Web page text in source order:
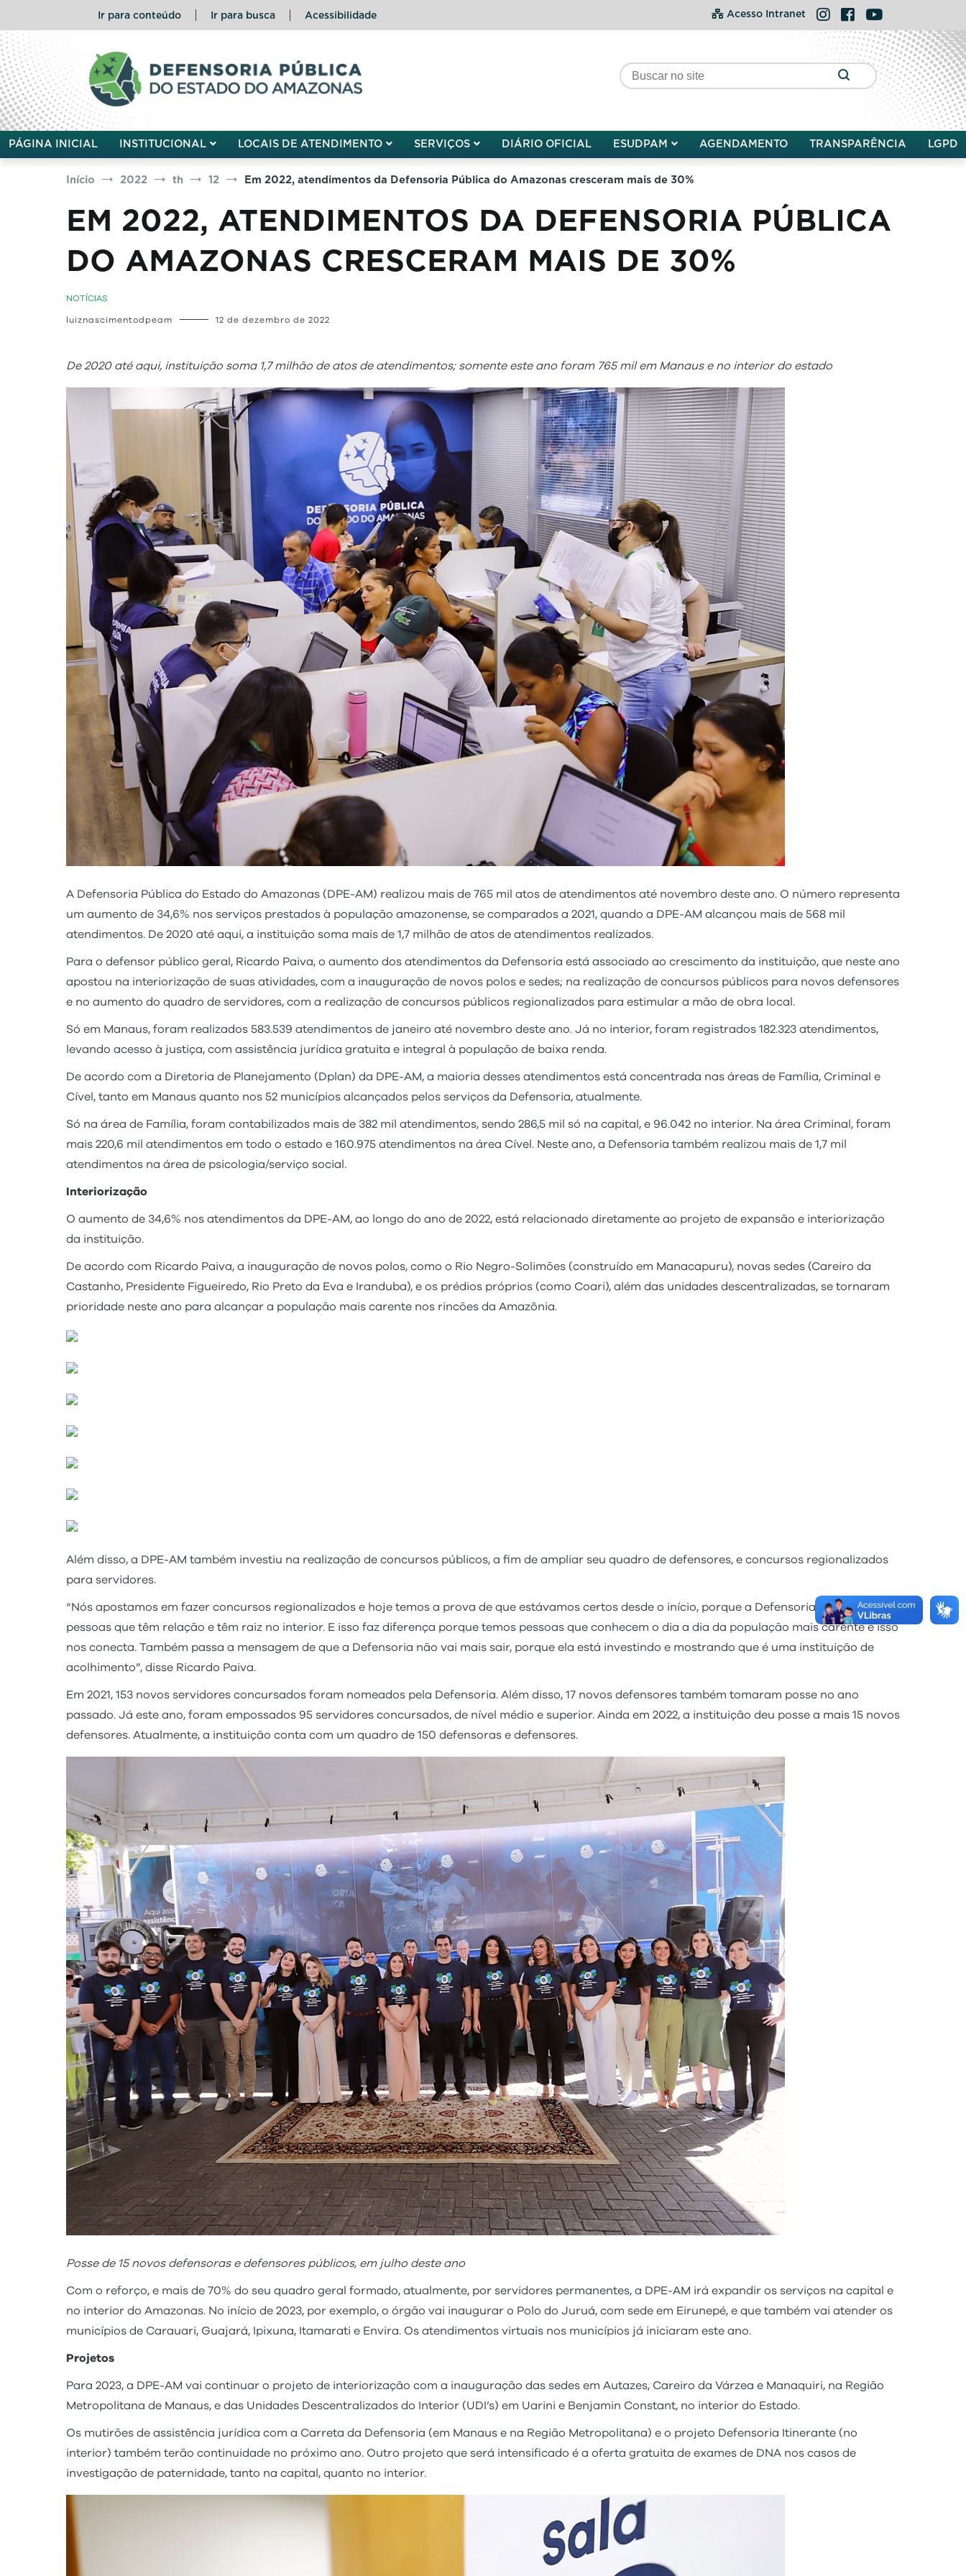
o
conteúdo
Ir para conteúdo Ir para busca Acessibilidade Acesso Intranet Instagram
FacebookYouTube
Defensoria Pública do Estado do Amazonas
PÁGINA INICIAL INSTITUCIONAL LOCAIS DE ATENDIMENTO SERVIÇOS DIÁRIO OFICIAL ESUDPAM AGENDAMENTO TRANSPARÊNCIA LGPD
Início 2022 th 12 Em 2022, atendimentos da Defensoria Pública do Amazonas cresceram mais de 30%
EM 2022, ATENDIMENTOS DA DEFENSORIA PÚBLICA
DO AMAZONAS CRESCERAM MAIS DE 30%
NOTÍCIAS
luiznascimentodpeam 12 de dezembro de 2022
De 2020 até aqui, instituição soma 1,7 milhão de atos de atendimentos; somente este ano foram 765 mil em Manaus e no interior do estado
A Defensoria Pública do Estado do Amazonas (DPE-AM) realizou mais de 765 mil atos de atendimentos até novembro deste ano. O número representa
um aumento de 34,6% nos serviços prestados à população amazonense, se comparados a 2021, quando a DPE-AM alcançou mais de 568 mil
atendimentos. De 2020 até aqui, a instituição soma mais de 1,7 milhão de atos de atendimentos realizados.
Para o defensor público geral, Ricardo Paiva, o aumento dos atendimentos da Defensoria está associado ao crescimento da instituição, que neste ano
apostou na interiorização de suas atividades, com a inauguração de novos polos e sedes; na realização de concursos públicos para novos defensores
e no aumento do quadro de servidores, com a realização de concursos públicos regionalizados para estimular a mão de obra local.
Só em Manaus, foram realizados 583.539 atendimentos de janeiro até novembro deste ano. Já no interior, foram registrados 182.323 atendimentos,
levando acesso à justiça, com assistência jurídica gratuita e integral à população de baixa renda.
De acordo com a Diretoria de Planejamento (Dplan) da DPE-AM, a maioria desses atendimentos está concentrada nas áreas de Família, Criminal e
Cível, tanto em Manaus quanto nos 52 municípios alcançados pelos serviços da Defensoria, atualmente.
Só na área de Família, foram contabilizados mais de 382 mil atendimentos, sendo 286,5 mil só na capital, e 96.042 no interior. Na área Criminal, foram
mais 220,6 mil atendimentos em todo o estado e 160.975 atendimentos na área Cível. Neste ano, a Defensoria também realizou mais de 1,7 mil
atendimentos na área de psicologia/serviço social.
Interiorização
O aumento de 34,6% nos atendimentos da DPE-AM, ao longo do ano de 2022, está relacionado diretamente ao projeto de expansão e interiorização
da instituição.
De acordo com Ricardo Paiva, a inauguração de novos polos, como o Rio Negro-Solimões (construído em Manacapuru), novas sedes (Careiro da
Castanho, Presidente Figueiredo, Rio Preto da Eva e Iranduba), e os prédios próprios (como Coari), além das unidades descentralizadas, se tornaram
prioridade neste ano para alcançar a população mais carente nos rincões da Amazônia.
Além disso, a DPE-AM também investiu na realização de concursos públicos, a fim de ampliar seu quadro de defensores, e concursos regionalizados
para servidores.
“Nós apostamos em fazer concursos regionalizados e hoje temos a prova de que estávamos certos desde o início, porque a Defensoria premiou as
pessoas que têm relação e têm raiz no interior. E isso faz diferença porque temos pessoas que conhecem o dia a dia da população mais carente e isso
nos conecta. Também passa a mensagem de que a Defensoria não vai mais sair, porque ela está investindo e mostrando que é uma instituição de
acolhimento”, disse Ricardo Paiva.
Em 2021, 153 novos servidores concursados foram nomeados pela Defensoria. Além disso, 17 novos defensores também tomaram posse no ano
passado. Já este ano, foram empossados 95 servidores concursados, de nível médio e superior. Ainda em 2022, a instituição deu posse a mais 15 novos
defensores. Atualmente, a instituição conta com um quadro de 150 defensoras e defensores.
Posse de 15 novos defensoras e defensores públicos, em julho deste ano
Com o reforço, e mais de 70% do seu quadro geral formado, atualmente, por servidores permanentes, a DPE-AM irá expandir os serviços na capital e
no interior do Amazonas. No início de 2023, por exemplo, o órgão vai inaugurar o Polo do Juruá, com sede em Eirunepé, e que também vai atender os
municípios de Carauari, Guajará, Ipixuna, Itamarati e Envira. Os atendimentos virtuais nos municípios já iniciaram este ano.
Projetos
Para 2023, a DPE-AM vai continuar o projeto de interiorização com a inauguração das sedes em Autazes, Careiro da Várzea e Manaquiri, na Região
Metropolitana de Manaus, e das Unidades Descentralizados do Interior (UDI’s) em Uarini e Benjamin Constant, no interior do Estado.
Os mutirões de assistência jurídica com a Carreta da Defensoria (em Manaus e na Região Metropolitana) e o projeto Defensoria Itinerante (no
interior) também terão continuidade no próximo ano. Outro projeto que será intensificado é a oferta gratuita de exames de DNA nos casos de
investigação de paternidade, tanto na capital, quanto no interior.